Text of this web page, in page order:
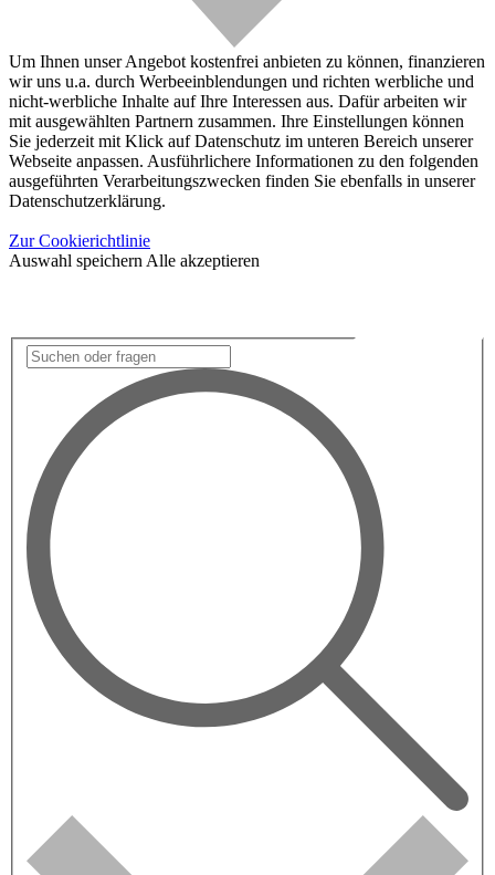
Um Ihnen unser Angebot kostenfrei anbieten zu können, finanzieren
wir uns u.a. durch Werbeeinblendungen und richten werbliche und
nicht-werbliche Inhalte auf Ihre Interessen aus. Dafür arbeiten wir
mit ausgewählten Partnern zusammen. Ihre Einstellungen können
Sie jederzeit mit Klick auf Datenschutz im unteren Bereich unserer
Webseite anpassen. Ausführlichere Informationen zu den folgenden
ausgeführten Verarbeitungszwecken finden Sie ebenfalls in unserer
Datenschutzerklärung.
Zur Cookierichtlinie
Auswahl speichern Alle akzeptieren